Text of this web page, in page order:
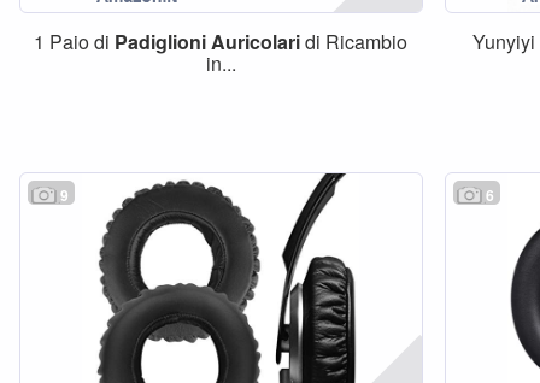
1 Paio di PadiglioniAuricolaridi Ricambio
in...
9 6